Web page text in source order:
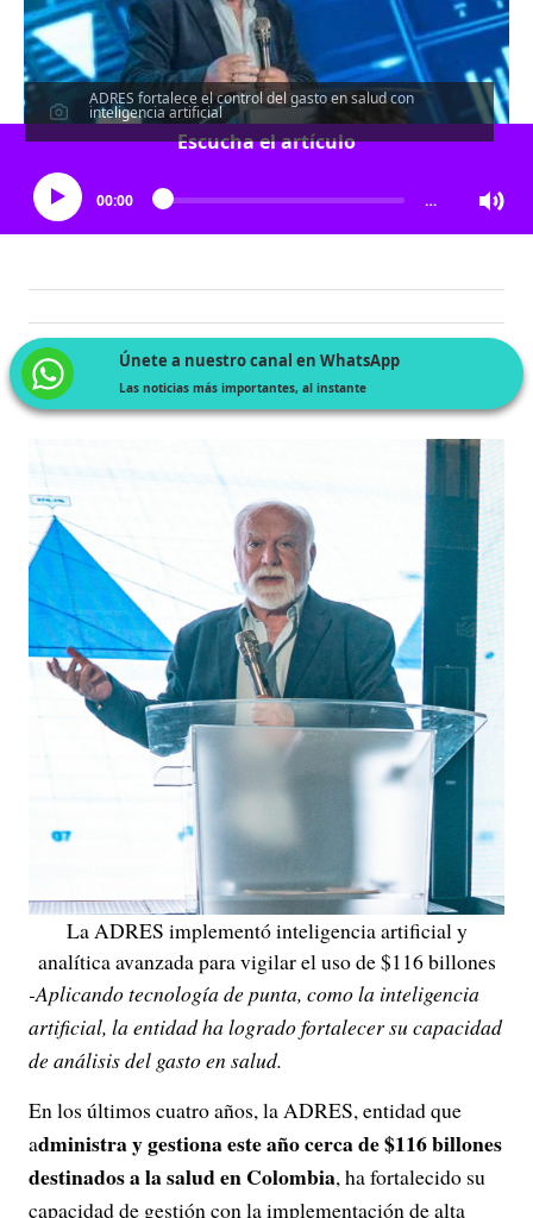
ADRES fortalece el control del gasto en salud con
inteligencia artificial
Escucha el artículo
00:00 …
Únete a nuestro canal en WhatsApp
Las noticias más importantes, al instante
La ADRES implementó inteligencia artificial y
analítica avanzada para vigilar el uso de $116 billones
-Aplicando tecnología de punta, como la inteligencia
artificial, la entidad ha logrado fortalecer su capacidad
de análisis del gasto en salud.
En los últimos cuatro años, la ADRES, entidad que
administra y gestiona este año cerca de $116 billones
destinados a la salud en Colombia, ha fortalecido su
capacidad de gestión con la implementación de alta